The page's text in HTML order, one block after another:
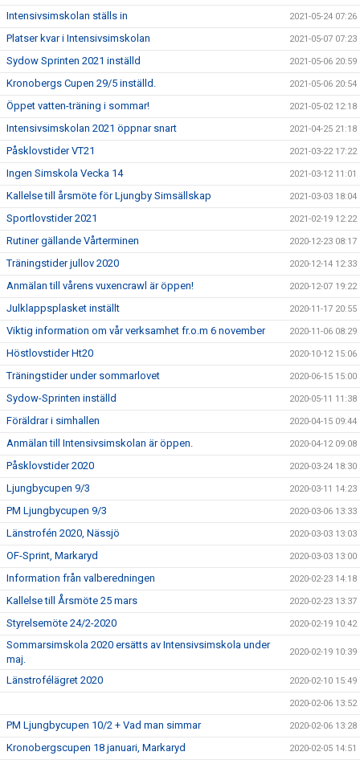
Intensivsimskolan ställs in 2021-05-24 07:26
Platser kvar i Intensivsimskolan 2021-05-07 07:23
Sydow Sprinten 2021 inställd 2021-05-06 20:59
Kronobergs Cupen 29/5 inställd. 2021-05-06 20:54
Öppet vatten-träning i sommar! 2021-05-02 12:18
Intensivsimskolan 2021 öppnar snart 2021-04-25 21:18
Påsklovstider VT21 2021-03-22 17:22
Ingen Simskola Vecka 14 2021-03-12 11:01
Kallelse till årsmöte för Ljungby Simsällskap 2021-03-03 18:04
Sportlovstider 2021 2021-02-19 12:22
Rutiner gällande Vårterminen 2020-12-23 08:17
Träningstider jullov 2020 2020-12-14 12:33
Anmälan till vårens vuxencrawl är öppen! 2020-12-07 19:22
Julklappsplasket inställt 2020-11-17 20:55
Viktig information om vår verksamhet fr.o.m 6 november 2020-11-06 08:29
Höstlovstider Ht20 2020-10-12 15:06
Träningstider under sommarlovet 2020-06-15 15:00
Sydow-Sprinten inställd 2020-05-11 11:38
Föräldrar i simhallen 2020-04-15 09:44
Anmälan till Intensivsimskolan är öppen. 2020-04-12 09:08
Påsklovstider 2020 2020-03-24 18:30
Ljungbycupen 9/3 2020-03-11 14:23
PM Ljungbycupen 9/3 2020-03-06 13:33
Länstrofén 2020, Nässjö 2020-03-03 13:03
OF-Sprint, Markaryd 2020-03-03 13:00
Information från valberedningen 2020-02-23 14:18
Kallelse till Årsmöte 25 mars 2020-02-23 13:37
Styrelsemöte 24/2-2020 2020-02-19 10:42
Sommarsimskola 2020 ersätts av Intensivsimskola under
maj.
2020-02-19 10:39
Länstrofélägret 2020 2020-02-10 15:49
2020-02-06 13:52
PM Ljungbycupen 10/2 + Vad man simmar 2020-02-06 13:28
Kronobergscupen 18 januari, Markaryd 2020-02-05 14:51